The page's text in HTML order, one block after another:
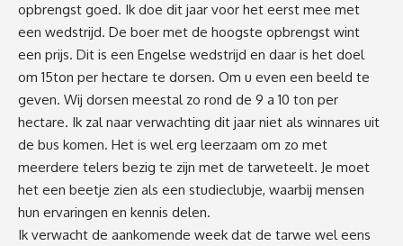
opbrengst goed. Ik doe dit jaar voor het eerst mee met
een wedstrijd. De boer met de hoogste opbrengst wint
een prijs. Dit is een Engelse wedstrijd en daar is het doel
om 15ton per hectare te dorsen. Om u even een beeld te
geven. Wij dorsen meestal zo rond de 9 a 10 ton per
hectare. Ik zal naar verwachting dit jaar niet als winnares uit
de bus komen. Het is wel erg leerzaam om zo met
meerdere telers bezig te zijn met de tarweteelt. Je moet
het een beetje zien als een studieclubje, waarbij mensen
hun ervaringen en kennis delen.
Ik verwacht de aankomende week dat de tarwe wel eens